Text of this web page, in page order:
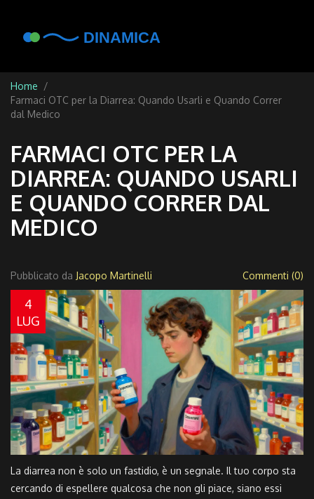
Home
Farmaci OTC per la Diarrea: Quando Usarli e Quando Correr
dal Medico
FARMACI OTC PER LA
DIARREA: QUANDO USARLI
E QUANDO CORRER DAL
MEDICO
Pubblicato da Jacopo Martinelli Commenti (0)
4
LUG
La diarrea non è solo un fastidio, è un segnale. Il tuo corpo sta
cercando di espellere qualcosa che non gli piace, siano essi